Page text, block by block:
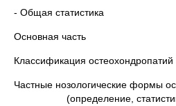
- Общая статистика
Основная часть
Классификация остеохондропатий
Частные нозологические формы
(определение, статистика,